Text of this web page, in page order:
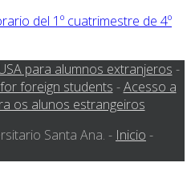
del 1º cuatrimestre de 4º
para alumnos extranjeros -
foreign students -Acesso a
os alunos estrangeiros
Santa Ana. - Inicio -